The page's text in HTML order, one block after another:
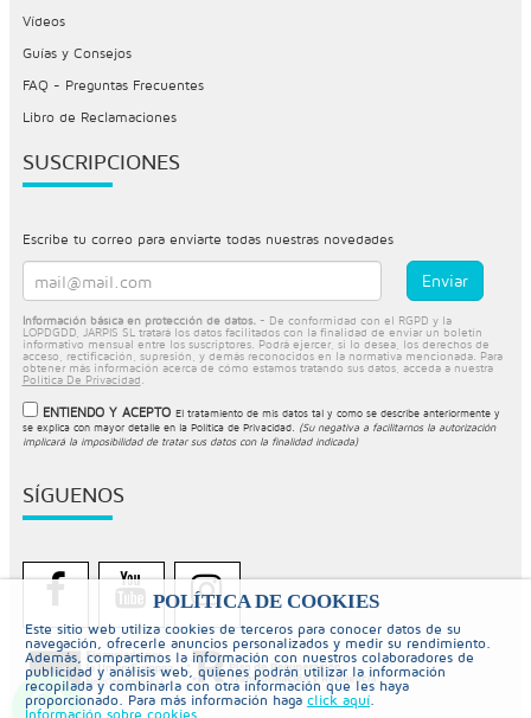
POLÍTICA DE COOKIES
Este sitio web utiliza cookies de terceros para conocer datos de su
navegación, ofrecerle anuncios personalizados y medir su rendimiento.
Además, compartimos la información con nuestros colaboradores de
publicidad y análisis web, quienes podrán utilizar la información
recopilada y combinarla con otra información que les haya
proporcionado. Para más información haga click aquí.
Información sobre cookies
Vídeos
Guías y Consejos
FAQ - Preguntas Frecuentes
Libro de Reclamaciones
SUSCRIPCIONES
Escribe tu correo para enviarte todas nuestras novedades
Información básica en protección de datos. - De conformidad con el RGPD y la
LOPDGDD, JARPIS SL tratará los datos facilitados con la finalidad de enviar un boletín
informativo mensual entre los suscriptores. Podrá ejercer, si lo desea, los derechos de
acceso, rectificación, supresión, y demás reconocidos en la normativa mencionada. Para
obtener más información acerca de cómo estamos tratando sus datos, acceda a nuestra
Política De Privacidad
ENTIENDO Y ACEPTO El tratamiento de mis datos tal y como se describe anteriormente y
se explica con mayor detalle en la Política de Privacidad.
(Su negativa a facilitarnos la autorización
implicará la imposibilidad de tratar sus datos con la finalidad indicada)
SÍGUENOS